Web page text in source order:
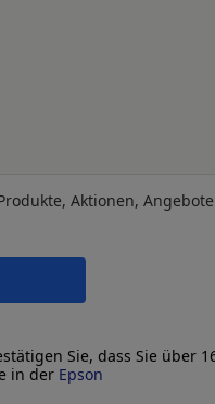
Aktionen,
Sie, dass Sie über
in der Epson